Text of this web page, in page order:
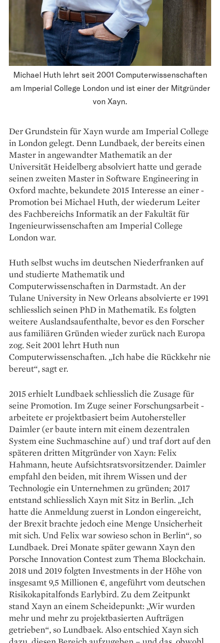
Michael Huth lehrt seit 2001 Computerwissenschaften
am Imperial College London und ist einer der Mitgründer
von Xayn.
Der Grundstein für Xayn wurde am Imperial College
in London gelegt. Denn Lundbaek, der bereits einen
Master in angewandter Mathematik an der
Universität Heidelberg absolviert hatte und gerade
seinen zweiten Master in Software Engineering in
Oxford machte, bekundete 2015 Interesse an einer ­
Promotion bei Michael Huth, der wiederum Leiter
des Fachbereichs ­Informatik an der Fakultät für
Ingenieurwissenschaften am Imperial College
London war.
Huth selbst wuchs im deutschen Niederfranken auf
und studierte Mathematik und
Computerwissenschaften in Darmstadt. An der
Tulane University in New Orleans absolvierte er 1991
schliesslich seinen PhD in Mathematik. Es folgten
weitere Auslandsaufenthalte, bevor es den Forscher
aus familiären Gründen wieder zurück nach Europa
zog. Seit 2001 lehrt Huth nun
Computerwissenschaften. „Ich habe die Rückkehr nie
bereut“, sagt er.
2015 erhielt Lundbaek schliesslich die Zusage für
seine ­Promotion. Im Zuge seiner ­Forschungsarbeit ­
arbeitete er projektbasiert beim ­Autohersteller
Daimler (er baute intern mit einem dezentralen
System eine Suchmaschine auf) und traf dort auf den
späteren dritten Mitgründer von Xayn: Felix
Hahmann, heute Aufsichtsratsvorsitzender. Daimler
empfahl den beiden, mit ihrem Wissen und der
Technologie ein ­Unternehmen zu gründen; 2017
entstand schliesslich Xayn mit Sitz in Berlin. „Ich
hatte die Anmeldung zuerst in London eingereicht,
der Brexit brachte jedoch eine Menge Unsicherheit
mit sich. Und Felix war sowieso schon in Berlin“, so
Lund­baek. Drei Monate später gewann Xayn den
Porsche Innovation Contest zum Thema Blockchain.
2018 und 2019 folgten Investments in der Höhe von
insgesamt 9,5 Millionen €, angeführt vom deutschen
Risikokapitalfonds Earlybird. Zu dem Zeitpunkt
stand Xayn an einem Scheidepunkt: „Wir wurden
mehr und mehr zu projektbasierten Aufträgen
getrieben“, so Lundbaek. Also entschied Xayn sich